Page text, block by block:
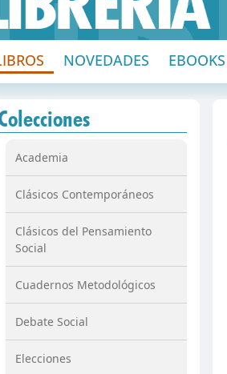
NOVEDADES EBOOKS
Academia
Clásicos Contemporáneos
Clásicos del Pensamiento
Social
Cuadernos Metodológicos
Debate Social
Elecciones